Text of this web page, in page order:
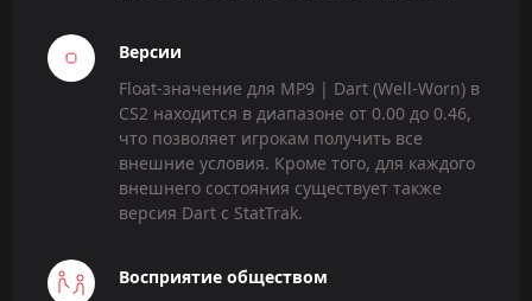
Версии
Float-значение для MP9 | Dart (Well-Worn) в
CS2 находится в диапазоне от 0.00 до 0.46,
что позволяет игрокам получить все
внешние условия. Кроме того, для каждого
внешнего состояния существует также
версия Dart с StatTrak.
Восприятие обществом